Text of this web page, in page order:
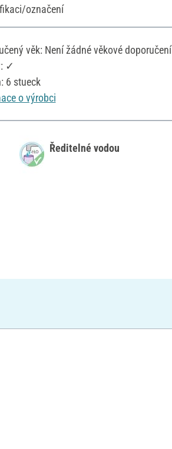
označení
věk: Není žádné věkové doporučení
✓
6 stueck
o výrobci
Ředitelné vodou